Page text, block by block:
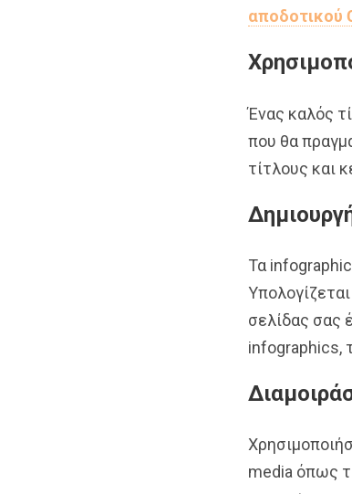
αποδοτικού
Ένας καλός
που θα
τίτλους και
Τα
σελίδας σας
infographics,
media όπως